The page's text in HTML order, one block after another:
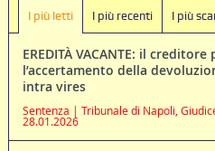
I più letti I più recenti I più
EREDITÀ VACANTE: il
l’accertamento della
intra vires
Sentenza | Tribunale di Napoli,
28.01.2026